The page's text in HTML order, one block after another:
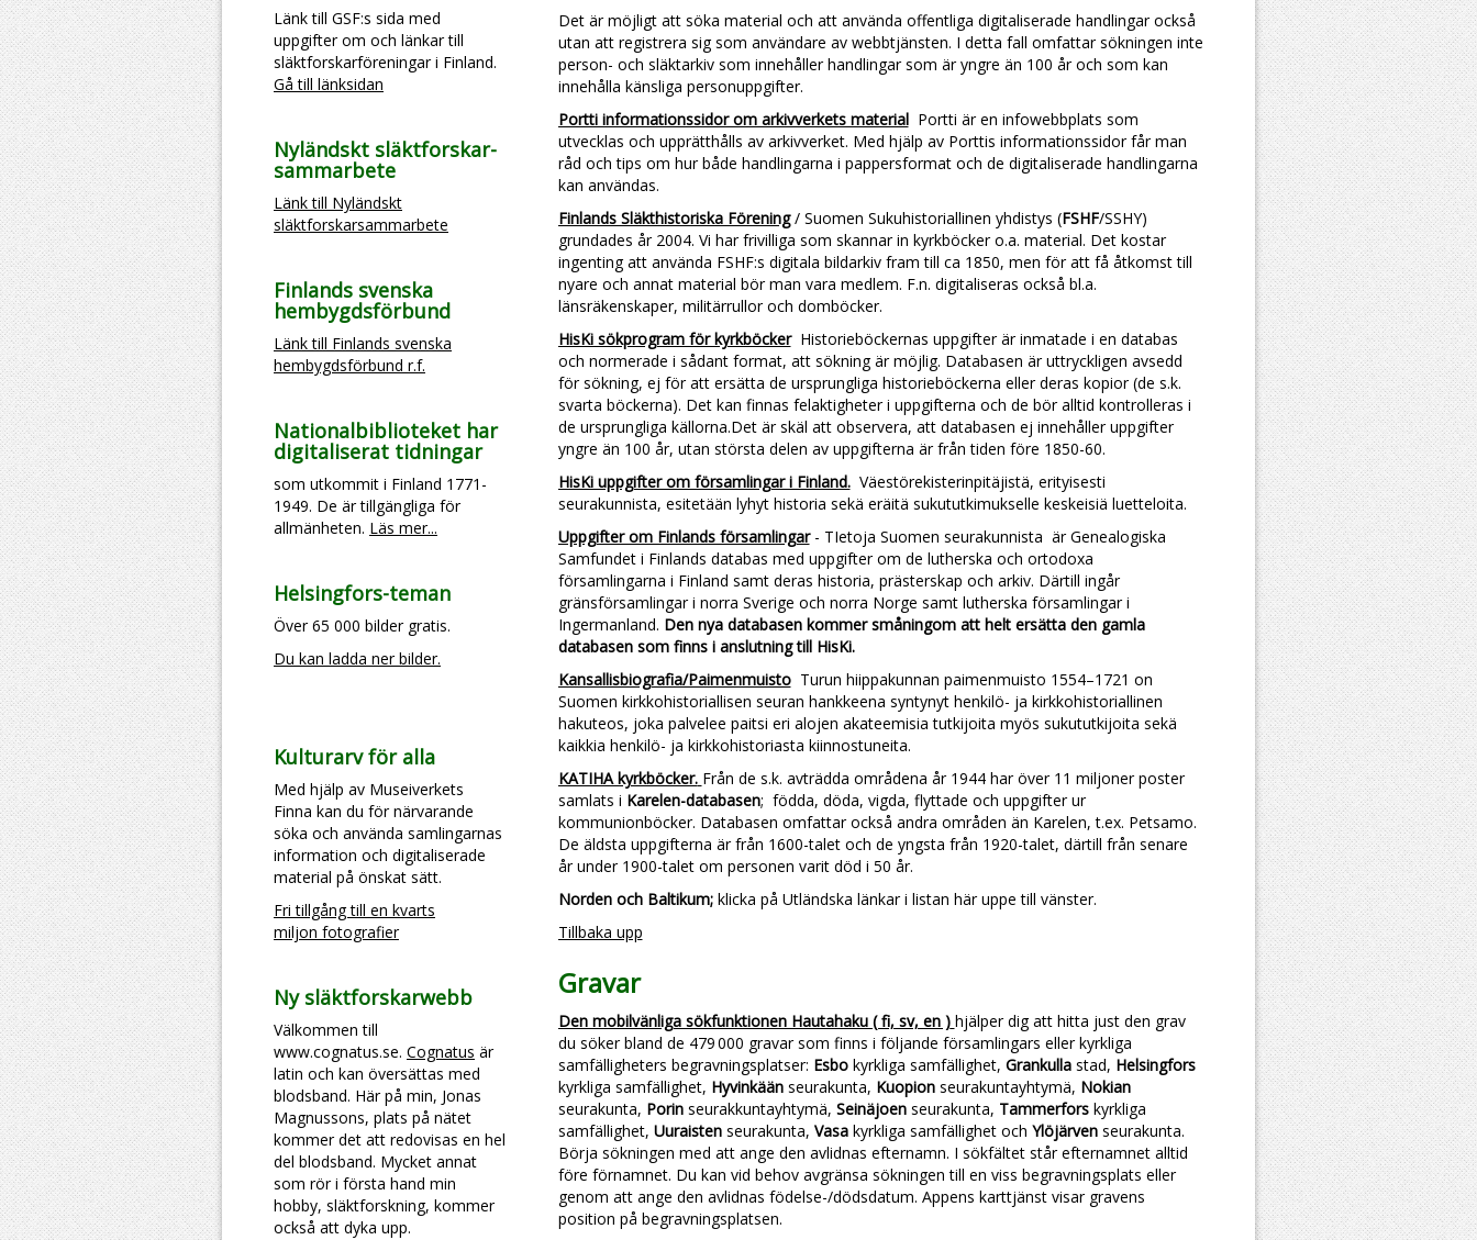
Länk till GSF:s sida med
uppgifter om och länkar till
släktforskarföreningar i Finland.
Gå till länksidan
Nyländskt släktforskar-
sammarbete
Länk till Nyländskt
släktforskarsammarbete
Finlands svenska
hembygdsförbund
Länk till Finlands svenska
hembygdsförbund r.f.
Nationalbiblioteket har
digitaliserat tidningar
som utkommit i Finland 1771-
1949. De är tillgängliga för
allmänheten. Läs mer...
Helsingfors-teman
Över 65 000 bilder gratis.
Du kan ladda ner bilder.
Kulturarv för alla
Med hjälp av Museiverkets
Finna kan du för närvarande
söka och använda samlingarnas
information och digitaliserade
material på önskat sätt.
Fri tillgång till en kvarts
miljon fotografier
Ny släktforskarwebb
Välkommen till
www.cognatus.se. Cognatus är
latin och kan översättas med
blodsband. Här på min, Jonas
Magnussons, plats på nätet
kommer det att redovisas en hel
del blodsband. Mycket annat
som rör i första hand min
hobby, släktforskning, kommer
också att dyka upp.
Det är möjligt att söka material och att använda offentliga digitaliserade handlingar också
utan att registrera sig som användare av webbtjänsten. I detta fall omfattar sökningen inte
person- och släktarkiv som innehåller handlingar som är yngre än 100 år och som kan
innehålla känsliga personuppgifter.
Portti informationssidor om arkivverkets materialPortti är en infowebbplats som
utvecklas och upprätthålls av arkivverket. Med hjälp av Porttis informationssidor får man
råd och tips om hur både handlingarna i pappersformat och de digitaliserade handlingarna
kan användas.
Finlands Släkthistoriska Förening/ Suomen Sukuhistoriallinen yhdistys (FSHF/SSHY)
grundades år 2004. Vi har frivilliga som skannar in kyrkböcker o.a. material. Det kostar
ingenting att använda FSHF:s digitala bildarkiv fram till ca 1850, men för att få åtkomst till
nyare och annat material bör man vara medlem. F.n. digitaliseras också bl.a.
länsräkenskaper, militärrullor och domböcker.
HisKi sökprogram för kyrkböckerHistorieböckernas uppgifter är inmatade i en databas
och normerade i sådant format, att sökning är möjlig. Databasen är uttryckligen avsedd
för sökning, ej för att ersätta de ursprungliga historieböckerna eller deras kopior (de s.k.
svarta böckerna). Det kan finnas felaktigheter i uppgifterna och de bör alltid kontrolleras i
de ursprungliga källorna.Det är skäl att observera, att databasen ej innehåller uppgifter
yngre än 100 år, utan största delen av uppgifterna är från tiden före 1850-60.
HisKi uppgifter om församlingar i Finland.Väestörekisterinpitäjistä, erityisesti
seurakunnista, esitetään lyhyt historia sekä eräitä sukututkimukselle keskeisiä luetteloita.
Uppgifter om Finlands församlingar- TIetoja Suomen seurakunnista är Genealogiska
Samfundet i Finlands databas med uppgifter om de lutherska och ortodoxa
församlingarna i Finland samt deras historia, prästerskap och arkiv. Därtill ingår
gränsförsamlingar i norra Sverige och norra Norge samt lutherska församlingar i
Ingermanland. Den nya databasen kommer småningom att helt ersätta den gamla
databasen som finns i anslutning till HisKi.
Kansallisbiografia/PaimenmuistoTurun hiippakunnan paimenmuisto 1554–1721 on
Suomen kirkkohistoriallisen seuran hankkeena syntynyt henkilö- ja kirkkohistoriallinen
hakuteos, joka palvelee paitsi eri alojen akateemisia tutkijoita myös sukututkijoita sekä
kaikkia henkilö- ja kirkkohistoriasta kiinnostuneita.
KATIHA kyrkböcker. Från de s.k. avträdda områdena år 1944 har över 11 miljoner poster
samlats i Karelen-databasen; födda, döda, vigda, flyttade och uppgifter ur
kommunionböcker. Databasen omfattar också andra områden än Karelen, t.ex. Petsamo.
De äldsta uppgifterna är från 1600-talet och de yngsta från 1920-talet, därtill från senare
år under 1900-talet om personen varit död i 50 år.
Norden och Baltikum; klicka på Utländska länkar i listan här uppe till vänster.
Tillbaka upp
Gravar
Den mobilvänliga sökfunktionen Hautahaku ( fi, sv, en ) hjälper dig att hitta just den grav
du söker bland de 479 000 gravar som finns i följande församlingars eller kyrkliga
samfälligheters begravningsplatser: Esbokyrkliga samfällighet, Grankullastad, Helsingfors
kyrkliga samfällighet, Hyvinkäänseurakunta, Kuopionseurakuntayhtymä, Nokian
seurakunta, Porinseurakkuntayhtymä, Seinäjoenseurakunta, Tammerforskyrkliga
samfällighet, Uuraistenseurakunta, Vasakyrkliga samfällighet och Ylöjärvenseurakunta.
Börja sökningen med att ange den avlidnas efternamn. I sökfältet står efternamnet alltid
före förnamnet. Du kan vid behov avgränsa sökningen till en viss begravningsplats eller
genom att ange den avlidnas födelse-/dödsdatum. Appens karttjänst visar gravens
position på begravningsplatsen.